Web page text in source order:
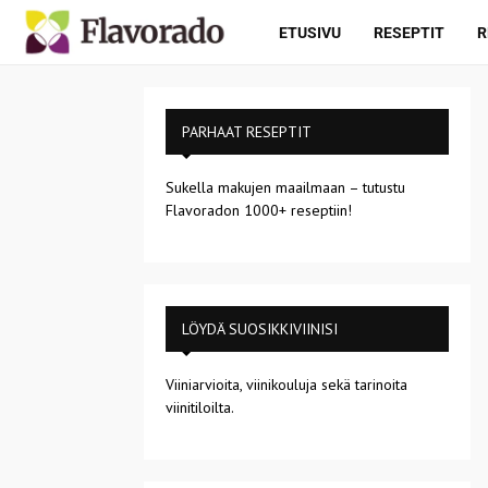
ETUSIVU RESEPTIT
PARHAAT RESEPTIT
Sukella makujen maailmaan – tutustu
Flavoradon 1000+ reseptiin!
LÖYDÄ SUOSIKKIVIINISI
Viiniarvioita, viinikouluja sekä tarinoita
viinitiloilta.